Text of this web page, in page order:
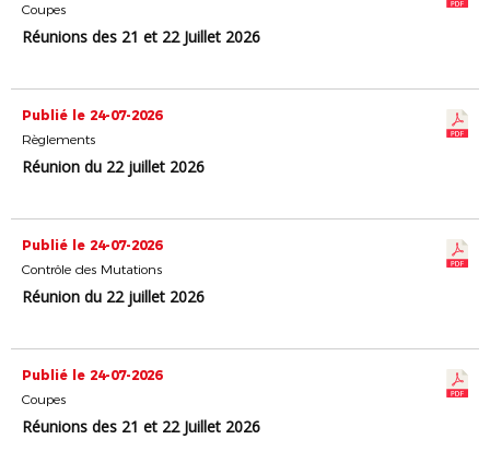
Coupes
Réunions des 21 et 22 Juillet 2026
Publié le 24-07-2026
Règlements
Réunion du 22 juillet 2026
Publié le 24-07-2026
Contrôle des Mutations
Réunion du 22 juillet 2026
Publié le 24-07-2026
Coupes
Réunions des 21 et 22 Juillet 2026